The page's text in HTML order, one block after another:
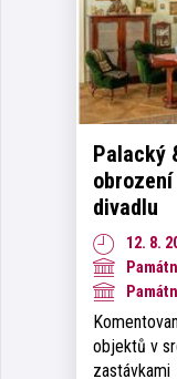
Palacký
obrození
divadlu
12. 8.
Památník
objektů v
zastávkami